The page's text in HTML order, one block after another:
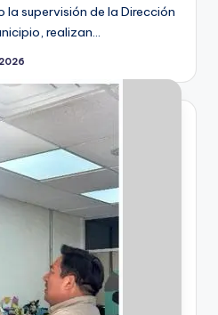
la supervisión de la Dirección
realizan…